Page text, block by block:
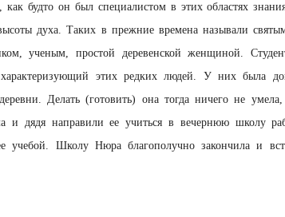
будто он был специалистом в этих областях
духа. Таких в прежние времена называли
ученым, простой деревенской женщиной.
характеризующий этих редких людей. У них была
Делать (готовить) она тогда ничего не
и дядя направили ее учиться в вечернюю школу
учебой. Школу Нюра благополучно закончила и